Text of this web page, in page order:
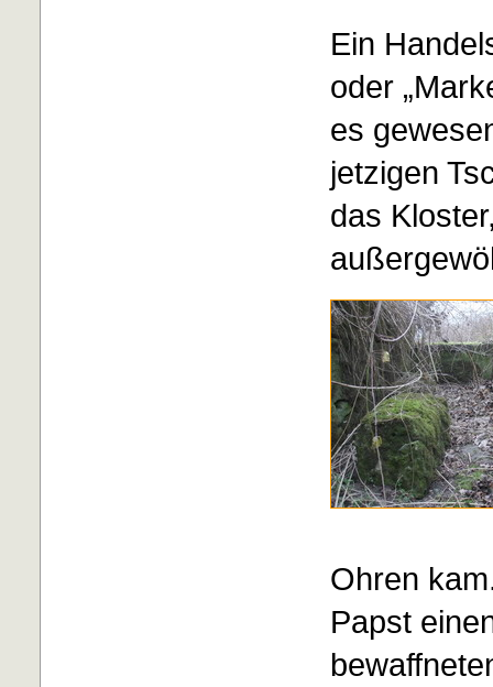
Ein
oder
es
jetzigen
das
Ohren
Papst